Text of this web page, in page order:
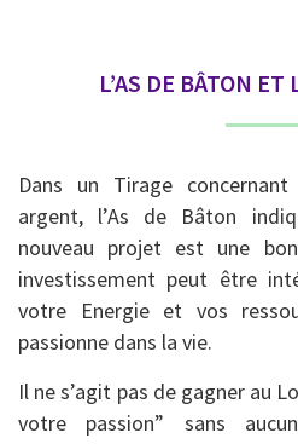
L’AS DE BÂTON
Dans un Tirage
argent, l’As de Bâton
nouveau projet est une
investissement peut être
votre Energie et vos
passionne dans la vie.
Il ne s’agit pas de gagner au
votre passion” sans